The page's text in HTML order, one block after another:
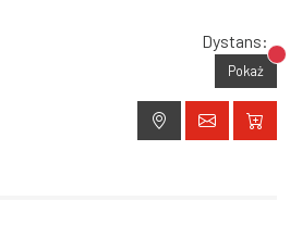
Dystans:
Pokaż